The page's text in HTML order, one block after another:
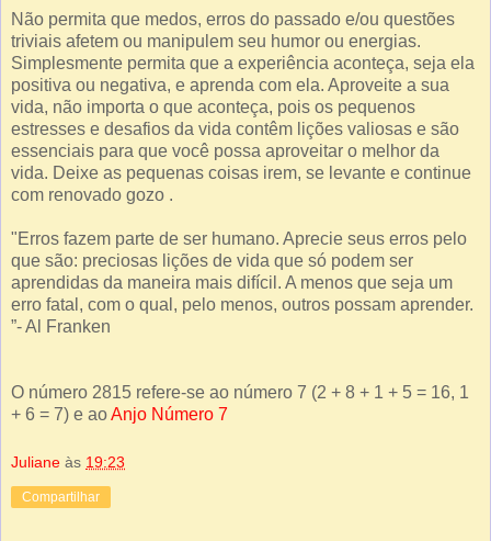
Não permita que medos, erros do passado e/ou questões
triviais afetem ou manipulem seu humor ou energias.
Simplesmente permita que a experiência aconteça, seja ela
positiva ou negativa, e aprenda com ela. Aproveite a sua
vida, não importa o que aconteça, pois os pequenos
estresses e desafios da vida contêm lições valiosas e são
essenciais para que você possa aproveitar o melhor da
vida. Deixe as pequenas coisas irem, se levante e continue
com renovado gozo .
"Erros fazem parte de ser humano. Aprecie seus erros pelo
que são: preciosas lições de vida que só podem ser
aprendidas da maneira mais difícil. A menos que seja um
erro fatal, com o qual, pelo menos, outros possam aprender.
”- Al Franken
O número 2815 refere-se ao número 7 (2 + 8 + 1 + 5 = 16, 1
+ 6 = 7) e aoAnjo Número 7
Juliane às 19:23
Compartilhar